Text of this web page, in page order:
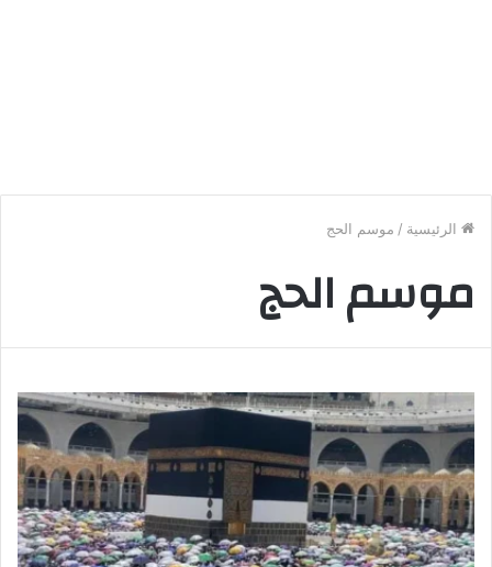
الرئيسية / موسم الحج
موسم الحج